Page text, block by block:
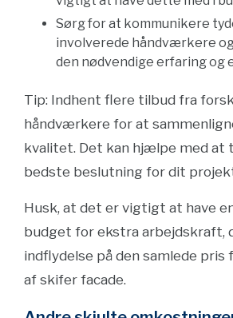
Sørg for at kommunikere
involverede håndværkere
den nødvendige erfaring og
Tip: Indhent flere tilbud fra
håndværkere for at
kvalitet. Det kan hjælpe med
bedste beslutning for dit
Husk, at det er vigtigt at have
budget for ekstra arbejdskraft,
indflydelse på den samlede
af skifer facade.